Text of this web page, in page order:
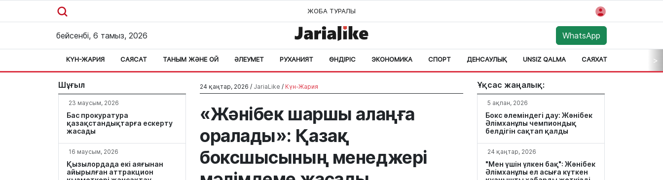
ЖОБА ТУРАЛЫ
бейсенбі, 6 тамыз, 2026 WhatsApp
КҮН-ЖАРИЯ САЯСАТ ТАНЫМ ЖӘНЕ ОЙ ӘЛЕУМЕТ РУХАНИЯТ ӨНДІРІС ЭКОНОМИКА СПОРТ ДЕНСАУЛЫҚ UNSIZ QALMA САЯХАТ >
Шұғыл
23 маусым, 2026
Бас прокуратура
қазақстандықтарға ескерту
жасады
16 маусым, 2026
Қызылордада екі аяғынан
айырылған аттракцион
24 қаңтар, 2026 / JariaLike / Күн-Жария
«Жәнібек шаршы алаңға
оралады»: Қазақ
боксшысының менеджері
Ұқсас жаңалық:
5 ақпан, 2026
Бокс әлеміндегі дау: Жәнібек
Әлімханұлы чемпиондық
белдігін сақтап қалды
24 қаңтар, 2026
"Мен үшін үлкен бақ": Жәнібек
Әлімханұлы ел асыға күткен